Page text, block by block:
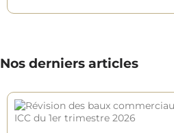
Nos derniers articles